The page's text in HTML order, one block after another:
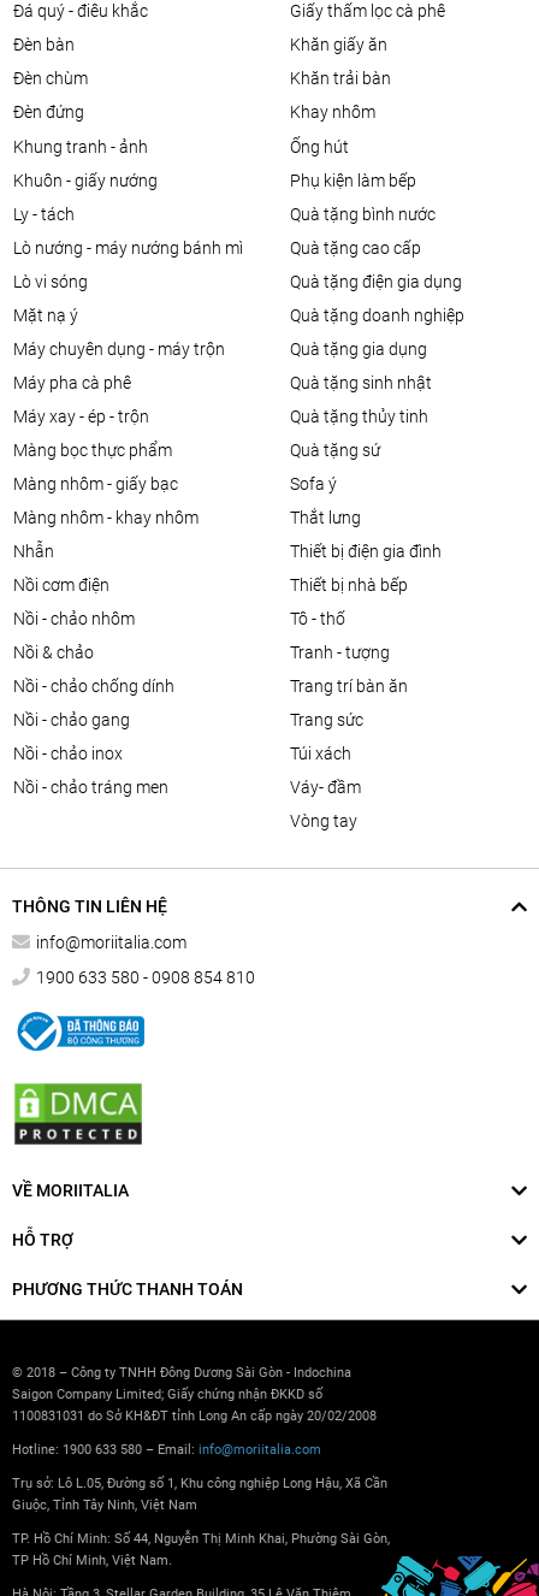
đá quý - điêu khắc
đèn bàn
đèn chùm
đèn đứng
giấy thấm lọc cà phê
khăn giấy ăn
khăn trải bàn
khay nhôm
khung tranh - ảnh
khuôn - giấy nướng
ly - tách
lò nướng - máy nướng bánh mì
lò vi sóng
mặt nạ ý
máy chuyên dụng - máy trộn
máy pha cà phê
máy xay - ép - trộn
màng bọc thực phẩm
màng nhôm - giấy bạc
màng nhôm - khay nhôm
nhẫn
nồi cơm điện
nồi - chảo nhôm
nồi & chảo
nồi - chảo chống dính
nồi - chảo gang
nồi - chảo inox
nồi - chảo tráng men
ống hút
phụ kiện làm bếp
quà tặng bình nước
quà tặng cao cấp
quà tặng điện gia dụng
quà tặng doanh nghiệp
quà tặng gia dụng
quà tặng sinh nhật
quà tặng thủy tinh
quà tặng sứ
sofa ý
thắt lưng
thiết bị điện gia đình
thiết bị nhà bếp
tô - thố
tranh - tượng
trang trí bàn ăn
trang sức
túi xách
váy- đầm
vòng tay
THÔNG TIN LIÊN HỆ
info@moriitalia.com
1900 633 580 - 0908 854 810
VỀ MORIITALIA
HỖ TRỢ
PHƯƠNG THỨC THANH TOÁN
© 2018 – Công ty TNHH Đông Dương Sài Gòn - Indochina
Saigon Company Limited; Giấy chứng nhận ĐKKD số
1100831031 do Sở KH&ĐT tỉnh Long An cấp ngày 20/02/2008
Hotline: 1900 633 580 – Email: info@moriitalia.com
Trụ sở: Lô L.05, Đường số 1, Khu công nghiệp Long Hậu, Xã Cần
Giuộc, Tỉnh Tây Ninh, Việt Nam
TP. Hồ Chí Minh: Số 44, Nguyễn Thị Minh Khai, Phường Sài Gòn,
TP Hồ Chí Minh, Việt Nam.